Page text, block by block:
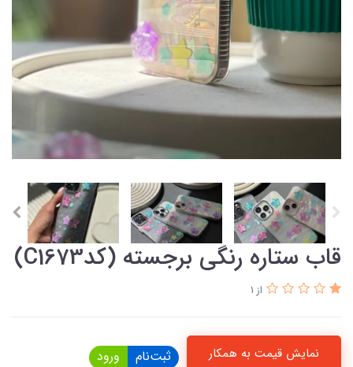
قاب ستاره رنگی برجسته (کدC1673)
از 1
نمایش قیمت به همکار ثبت‌نام ورود